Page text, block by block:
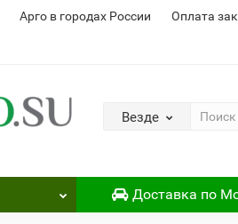
Арго в городах России Оплата
Везде
Доставка по